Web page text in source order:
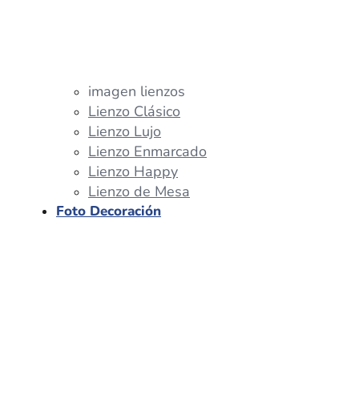
imagen lienzos
Lienzo Clásico
Lienzo Lujo
Lienzo Enmarcado
Lienzo Happy
Lienzo de Mesa
Foto Decoración